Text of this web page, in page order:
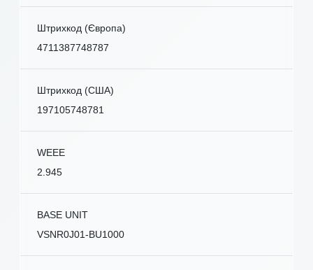
Штрихкод (Європа)
4711387748787
Штрихкод (США)
197105748781
WEEE
2.945
BASE UNIT
VSNR0J01-BU1000